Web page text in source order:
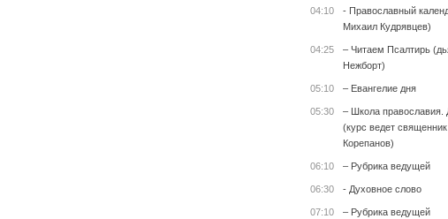
04:10
- Православный
Михаил Кудрявцев)
04:25
– Читаем Псалтирь
Нежборт)
05:10 – Евангелие дня
05:30
– Школа православия.
(курс ведет
Корепанов)
06:10 – Рубрика ведущей
06:30 - Духовное слово
07:10 – Рубрика ведущей